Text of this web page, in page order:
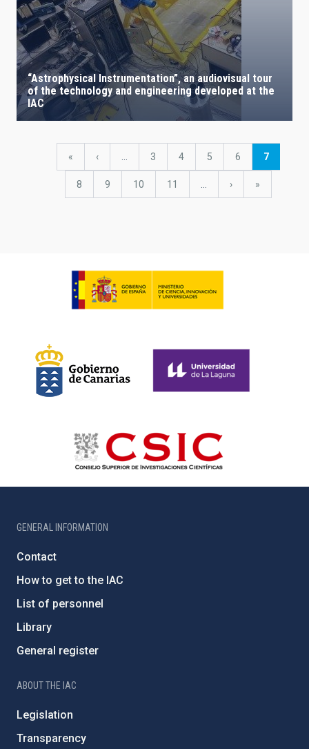
“Astrophysical Instrumentation”, an audiovisual tour
of the technology and engineering developed at the
IAC
First
«
Previous
‹ Page
3 Page
4 Page
5 Page
6
Current
7
Page
8 Page
9 Page
10 Page
11
Next
›
last
»
GENERAL INFORMATION
Contact
How to get to the IAC
List of personnel
Library
General register
ABOUT THE IAC
Legislation
Transparency